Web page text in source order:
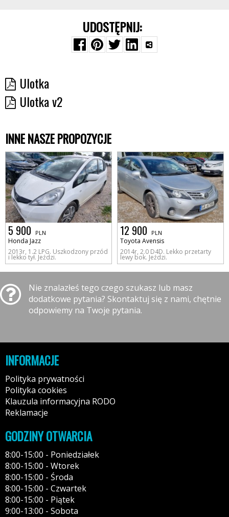
UDOSTĘPNIJ:
Ulotka
Ulotka v2
INNE NASZE PROPOZYCJE
5 900 PLN
Honda Jazz
2013r, 1.2 LPG. Uszkodzony przód
i lekko tył. Jeździ.
12 900 PLN
Toyota Avensis
2014r, 2.0 D4D. Lekko przetarty
lewy bok. Jeździ.
Nie znalazłeś tego czego szukasz lub masz
dodatkowe pytania? Skontaktuj się z nami, chętnie
odpowiemy na Twoje pytania.
INFORMACJE
Polityka prywatności
Polityka cookies
Klauzula informacyjna RODO
Reklamacje
GODZINY OTWARCIA
8:00-15:00 - Poniedziałek
8:00-15:00 - Wtorek
8:00-15:00 - Środa
8:00-15:00 - Czwartek
8:00-15:00 - Piątek
9:00-13:00 - Sobota